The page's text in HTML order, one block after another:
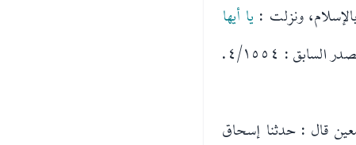
ونزلت : يا أيها
. ( المصدر السابق : ٤/١٥٥٤.
قال : حدثنا إسحاق